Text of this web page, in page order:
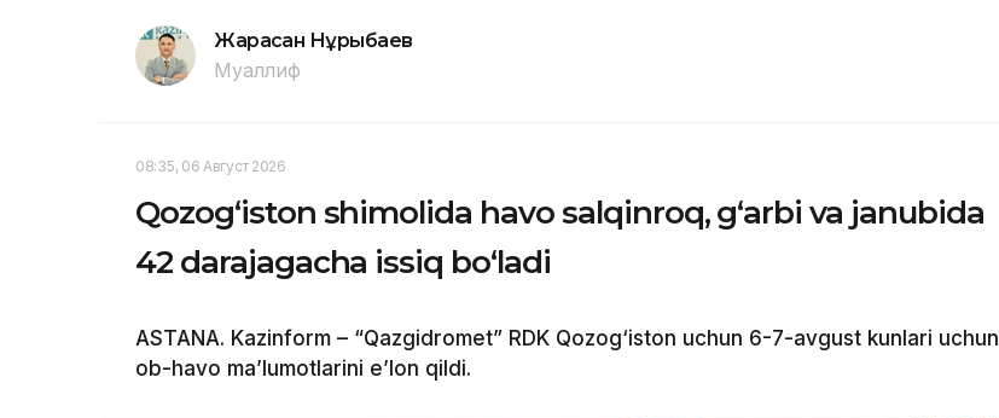
Жарасқан Нұрыбаев
Муаллиф
08:35, 06 Август 2026
Qozog‘iston shimolida havo salqinroq, g‘arbi va janubida
42 darajagacha issiq bo‘ladi
ASTANA. Kazinform – “Qazgidromet” RDK Qozog‘iston uchun 6-7-avgust kunlari uchun
ob-havo ma’lumotlarini e’lon qildi.